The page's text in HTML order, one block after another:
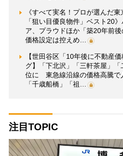
《すべて実名！プロが選んだ
「狙い目優良物件」ベスト20
ア、プラウドほか「築20年前
価格設定は控えめ…
【世田谷区「10年後に不動産
グ】「下北沢」「三軒茶屋」
位に 東急線沿線の価格高騰で
「千歳船橋」「祖…
注目TOPIC